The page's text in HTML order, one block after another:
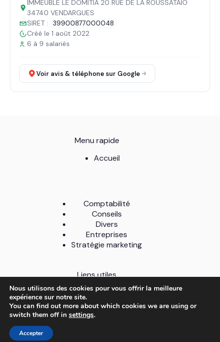
IMMEUBLE LE DOMITIA 20 RUE DE LA ROUSSATAIO
34740 VENDARGUES
SIRET :
39900877000048
Créé le 1 août 2022
6 à 9 salariés
Voir avis & téléphone sur Google
Menu rapide
Accueil
Comptabilité
Conseils
Divers
Entreprises
Stratégie marketing
Liens utiles
A Propos
Contact
Mentions légales
Nous utilisons des cookies pour vous offrir la meilleure
expérience sur notre site.
You can find out more about which cookies we are using or
switch them off in settings.
Accepter